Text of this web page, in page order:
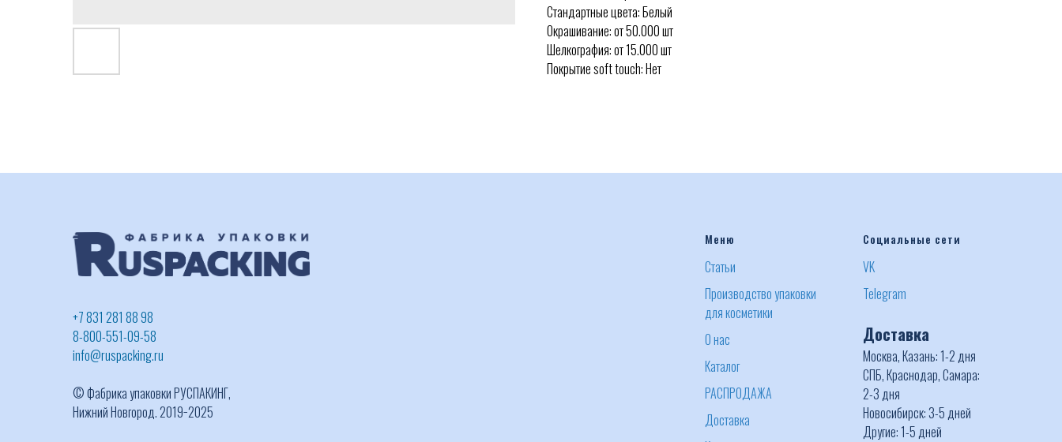
Стандартные цвета: Белый
Окрашивание: от 50.000 шт
Шелкография: от 15.000 шт
Покрытие soft touch: Нет
+7 831 281 88 98
8-800-551-09-58
info@ruspacking.ru
© Фабрика упаковки РУСПАКИНГ,
Нижний Новгород. 2019−2025
Меню
Статьи
Производство упаковки
для косметики
О нас
Каталог
РАСПРОДАЖА
Доставка
Социальные сети
VK
Telegram
Доставка
Москва, Казань: 1-2 дня
СПБ, Краснодар, Самара:
2-3 дня
Новосибирск: 3-5 дней
Другие: 1-5 дней